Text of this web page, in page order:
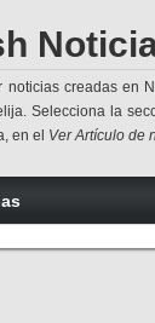
noticias creadas en
Selecciona la
en el Ver Artículo de